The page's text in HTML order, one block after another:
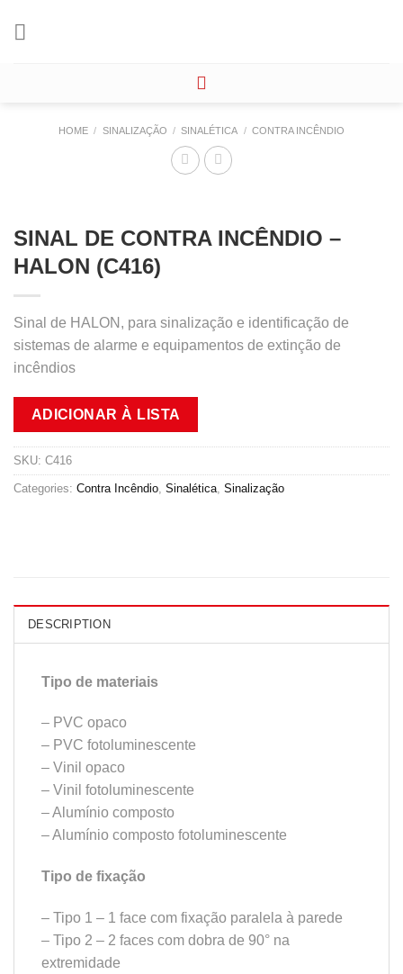
HOME / SINALIZAÇÃO / SINALÉTICA / CONTRA INCÊNDIO
SINAL DE CONTRA INCÊNDIO –
HALON (C416)
Sinal de HALON, para sinalização e identificação de
sistemas de alarme e equipamentos de extinção de
incêndios
ADICIONAR À LISTA
SKU: C416
Categories: Contra Incêndio Sinalética Sinalização
DESCRIPTION
Tipo de materiais
– PVC opaco
– PVC fotoluminescente
– Vinil opaco
– Vinil fotoluminescente
– Alumínio composto
– Alumínio composto fotoluminescente
Tipo de fixação
– Tipo 1 – 1 face com fixação paralela à parede
– Tipo 2 – 2 faces com dobra de 90° na
extremidade